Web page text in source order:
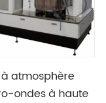
atmosphère
ondes à haute